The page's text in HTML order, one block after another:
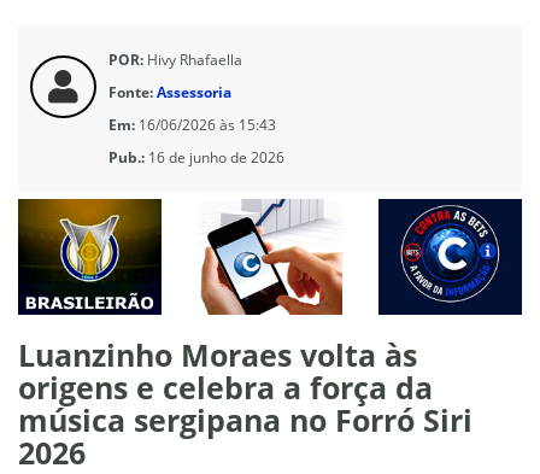
POR: Hivy Rhafaella
Fonte:Assessoria
Em: 16/06/2026 às 15:43
Pub.: 16 de junho de 2026
Luanzinho Moraes volta às
origens e celebra a força da
música sergipana no Forró Siri
2026